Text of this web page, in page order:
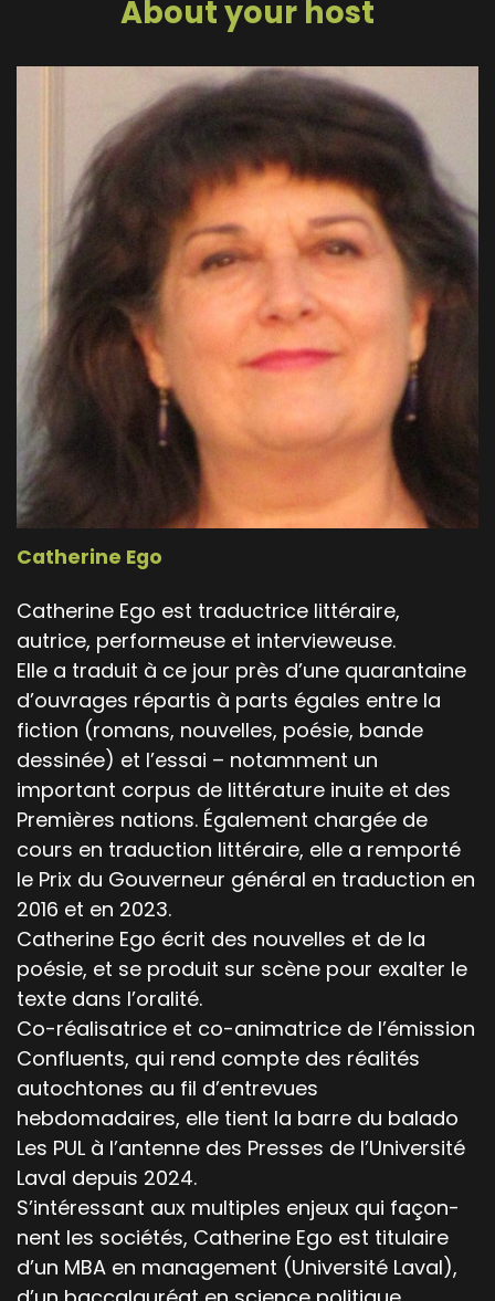
About your host
Catherine Ego
Catherine Ego est traductrice littéraire,
autrice, performeuse et intervieweuse.
Elle a traduit à ce jour près d’une quarantaine
d’ouvrages répartis à parts égales entre la
fiction (romans, nouvelles, poésie, bande
dessinée) et l’essai – notamment un
important corpus de littérature inuite et des
Premières nations. Également chargée de
cours en traduction littéraire, elle a remporté
le Prix du Gou­verneur général en traduction en
2016 et en 2023.
Catherine Ego écrit des nou­velles et de la
poésie, et se pro­duit sur scène pour exalter le
texte dans l’oralité.
Co-réalisatrice et co-animatrice de l’émission
Confluents, qui rend compte des réalités
autochtones au fil d’entrevues
hebdomadaires, elle tient la barre du balado
Les PUL à l’antenne des Presses de l’Université
Laval depuis 2024.
S’intéressant aux mul­ti­ples enjeux qui façon­
nent les sociétés, Catherine Ego est tit­u­laire
d’un MBA en man­age­ment (Uni­ver­sité Laval),